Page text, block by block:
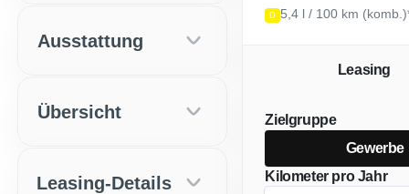
D 5,4 l / 100 km
Leasing
Zielgruppe
Gewerbe
Kilometer pro Jahr
Ausstattung
Übersicht
Leasing-Details